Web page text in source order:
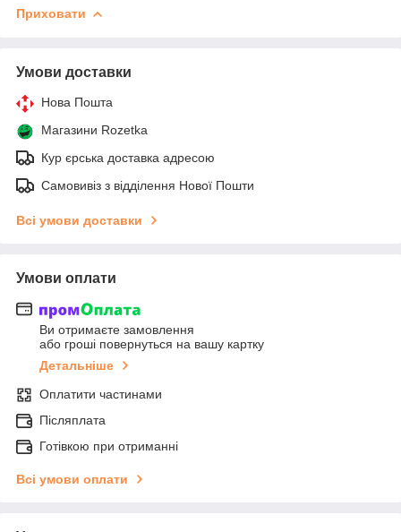
Приховати
Умови доставки
Нова Пошта
Магазини Rozetka
Кур єрська доставка адресою
Самовивіз з відділення Нової Пошти
Всі умови доставки
Умови оплати
Ви отримаєте замовлення
або гроші повернуться на вашу картку
Детальніше
Оплатити частинами
Післяплата
Готівкою при отриманні
Всі умови оплати